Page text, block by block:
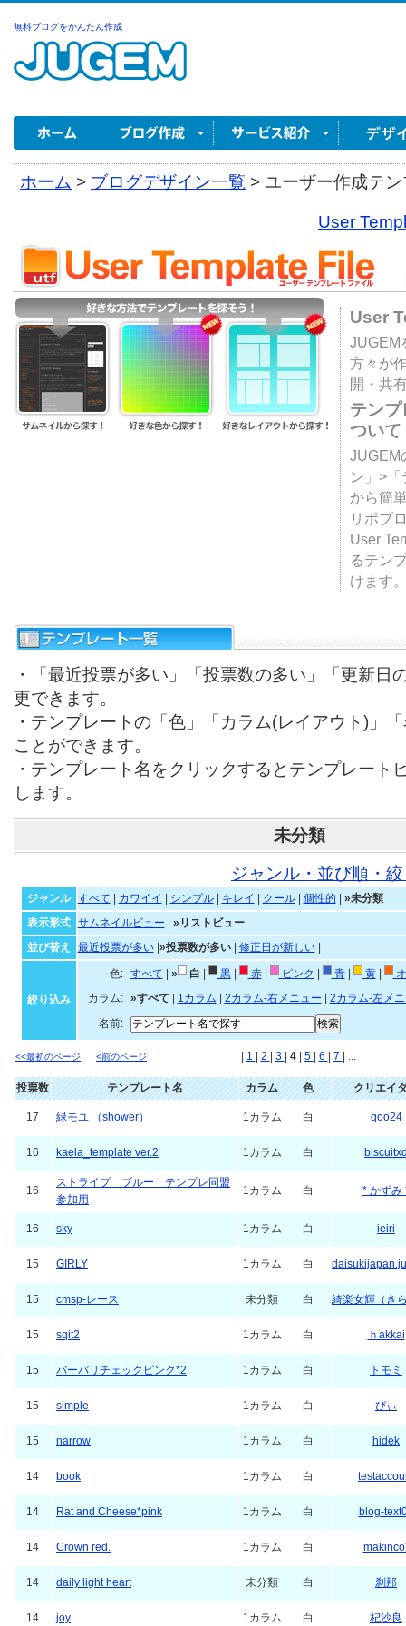
無料ブログをかんたん作成
ホーム > ブログデザイン一覧 > ユーザー作成テ
User
User
JUGEM
方々が
開・共
テン
ついて
JUGEM
ン」>
から簡
リポブ
User
るテン
けます
・「最近投票が多い」「投票数の多い」「更新日
更できます。
・テンプレートの「色」「カラム(レイアウト)」
ことができます。
・テンプレート名をクリックするとテンプレート
します。
未分類
ジャンル・並び順・
ジャンル すべて カワイイ シンプル| キレイ クール| 個性的
»未分類
表示形式
サムネイルビュー
»リストビュー
並び替え
最近投票が多い| »投票数が多い| 修正日が新しい|
絞り込み
色: すべて » 白 黒| 赤| ピンク 青| 黄|
カラム:
»すべて 1カラム 2カラム-右メニュー
2カラム-左メ
名前:
<<最初のページ <前のページ 1 2 3 4 5 6 7 | ...
投票数 テンプレート名 カラム 色 クリエイ
17 緑モユ （shower） 1カラム 白 qoo24
16 kaela_template ver.2 1カラム 白
16
ストライプ ブルー テンプレ同盟
参加用
1カラム 白 * かずみ
16 sky 1カラム 白 ieiri
15 GIRLY 1カラム 白
15 cmsp-レース 未分類 白 綺楽女輝（き
15 sqit2 1カラム 白 ｈakkai
15 バーバリチェックピンク*2 1カラム 白 トモミ
15 simple 1カラム 白 ぴぃ
15 narrow 1カラム 白 hidek
14 book 1カラム 白
14 Rat and Cheese*pink 1カラム 白 blog-
14 Crown red. 1カラム 白
14 daily light heart 未分類 白 刹那
14 joy 1カラム 白 杞沙良